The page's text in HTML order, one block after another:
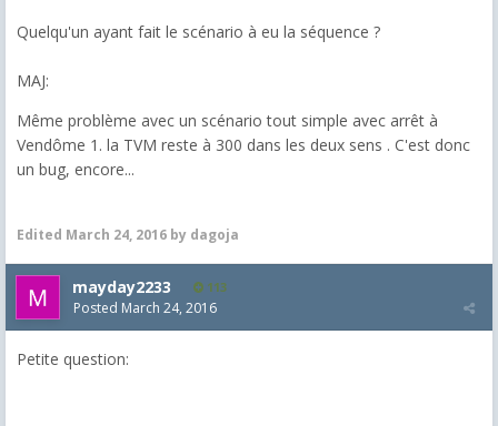
​Quelqu'un ayant fait le scénario à eu la séquence ?
​MAJ:
Même problème avec un scénario tout simple avec arrêt à
Vendôme 1. la TVM reste à 300 dans les deux sens . C'est donc
un bug, encore...
Edited March 24, 2016 by dagoja
mayday2233 113
Posted March 24, 2016
Petite question: